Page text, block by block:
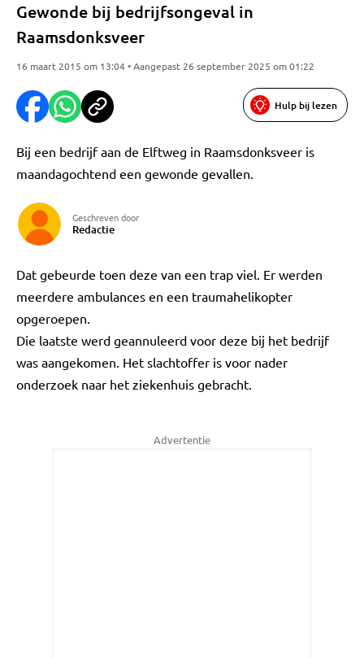
Gewonde bij bedrijfsongeval in
Raamsdonksveer
16 maart 2015 om 13:04 • Aangepast 26 september 2025 om 01:22
Hulp bij lezen
Bij een bedrijf aan de Elftweg in Raamsdonksveer is
maandagochtend een gewonde gevallen.
Geschreven door
Redactie
Dat gebeurde toen deze van een trap viel. Er werden
meerdere ambulances en een traumahelikopter
opgeroepen.
Die laatste werd geannuleerd voor deze bij het bedrijf
was aangekomen. Het slachtoffer is voor nader
onderzoek naar het ziekenhuis gebracht.
Advertentie